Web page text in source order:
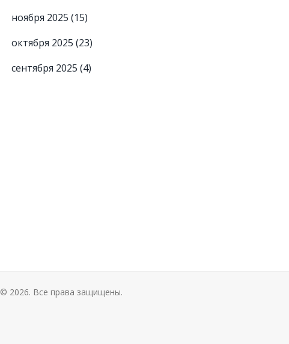
ноября 2025 (15)
октября 2025 (23)
сентября 2025 (4)
© 2026. Все права защищены.